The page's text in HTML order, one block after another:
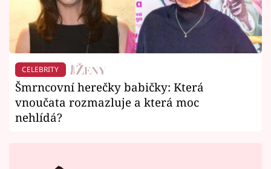
CELEBRITY
Šmrncovní herečky babičky: Která
vnoučata rozmazluje a která moc
nehlídá?